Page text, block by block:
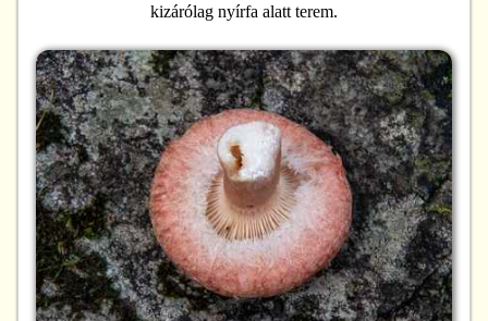
kizárólag nyírfa alatt terem.